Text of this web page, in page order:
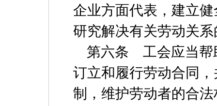
企业方面代表，建立
研究解决有关劳动关
第六条 工会应当帮
订立和履行劳动合同
制，维护劳动者的合